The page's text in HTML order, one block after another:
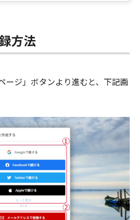
方法
ージ」ボタンより進むと、下記画